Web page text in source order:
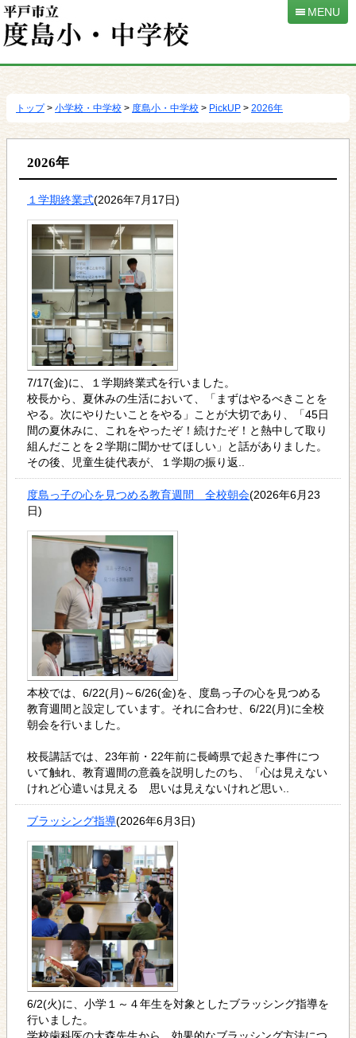
移
MENU
トップ> 小学校・中学校 > 度島小・中学校 > PickUP > 2026年
2026年
１学期終業式(2026年7月17日)
7/17(金)に、１学期終業式を行いました。
校長から、夏休みの生活において、「まずはやるべきことを
やる。次にやりたいことをやる」ことが大切であり、「45日
間の夏休みに、これをやったぞ！続けたぞ！と熱中して取り
組んだことを２学期に聞かせてほしい」と話がありました。
その後、児童生徒代表が、１学期の振り返..
度島っ子の心を見つめる教育週間 全校朝会(2026年6月23
日)
本校では、6/22(月)～6/26(金)を、度島っ子の心を見つめる
教育週間と設定しています。それに合わせ、6/22(月)に全校
朝会を行いました。
校長講話では、23年前・22年前に長崎県で起きた事件につ
いて触れ、教育週間の意義を説明したのち、「心は見えない
けれど心遣いは見える 思いは見えないけれど思い..
ブラッシング指導(2026年6月3日)
6/2(火)に、小学１～４年生を対象としたブラッシング指導を
行いました。
学校歯科医の大森先生から、効果的なブラッシング方法につ